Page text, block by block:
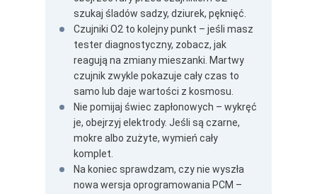
szukaj śladów sadzy, dziurek, pęknięć.
Czujniki O2 to kolejny punkt – jeśli masz
tester diagnostyczny, zobacz, jak
reagują na zmiany mieszanki. Martwy
czujnik zwykle pokazuje cały czas to
samo lub daje wartości z kosmosu.
Nie pomijaj świec zapłonowych – wykręć
je, obejrzyj elektrody. Jeśli są czarne,
mokre albo zużyte, wymień cały
komplet.
Na koniec sprawdzam, czy nie wyszła
nowa wersja oprogramowania PCM –